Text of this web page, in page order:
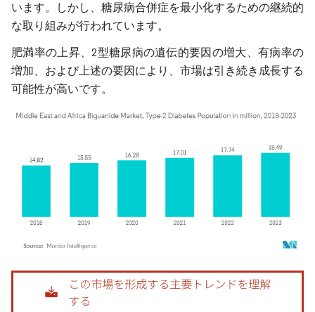
います。しかし、糖尿病合併症を最小化するための継続的
な取り組みが行われています。
肥満率の上昇、2型糖尿病の遺伝的要因の増大、有病率の
増加、および上述の要因により、市場は引き続き成長する
可能性が高いです。
画像 © Mordor Intelligence。再利用にはCC BY 4.0の表示が必要です。